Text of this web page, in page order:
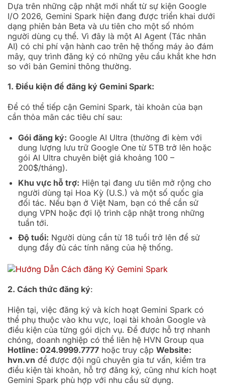
Dựa trên những cập nhật mới nhất từ sự kiện Google
I/O 2026, Gemini Spark hiện đang được triển khai dưới
dạng phiên bản Beta và ưu tiên cho một số nhóm
người dùng cụ thể. Vì đây là một AI Agent (Tác nhân
AI) có chi phí vận hành cao trên hệ thống máy ảo đám
mây, quy trình đăng ký có những yêu cầu khắt khe hơn
so với bản Gemini thông thường.
1. Điều kiện để đăng ký Gemini Spark:
Để có thể tiếp cận Gemini Spark, tài khoản của bạn
cần thỏa mãn các tiêu chí sau:
Gói đăng ký: Google AI Ultra (thường đi kèm với
dung lượng lưu trữ Google One từ 5TB trở lên hoặc
gói AI Ultra chuyên biệt giá khoảng 100 –
200$/tháng).
Khu vực hỗ trợ: Hiện tại đang ưu tiên mở rộng cho
người dùng tại Hoa Kỳ (U.S.) và một số quốc gia
đối tác. Nếu bạn ở Việt Nam, bạn có thể cần sử
dụng VPN hoặc đợi lộ trình cập nhật trong những
tuần tới.
Độ tuổi: Người dùng cần từ 18 tuổi trở lên để sử
dụng đầy đủ các tính năng của hệ thống.
2. Cách thức đăng ký:
Hiện tại, việc đăng ký và kích hoạt Gemini Spark có
thể phụ thuộc vào khu vực, loại tài khoản Google và
điều kiện của từng gói dịch vụ. Để được hỗ trợ nhanh
chóng, doanh nghiệp có thể liên hệ HVN Group qua
Hotline: 024.9999.7777 hoặc truy cập Website:
hvn.vn để được đội ngũ chuyên gia tư vấn, kiểm tra
điều kiện tài khoản, hỗ trợ đăng ký, cũng như kích hoạt
Gemini Spark phù hợp với nhu cầu sử dụng.